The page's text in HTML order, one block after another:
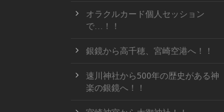
オラクルカード個人セッション
で…！！
銀鏡から高千穂、宮崎空港へ！！
速川神社から500年の歴史がある神
楽の銀鏡へ！！